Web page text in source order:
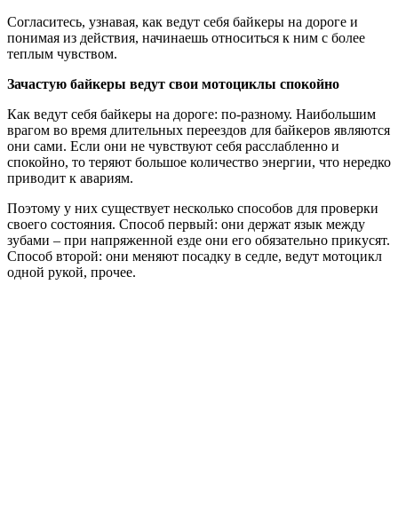
Согласитесь, узнавая, как ведут себя байкеры на дороге и
понимая из действия, начинаешь относиться к ним с более
теплым чувством.
Зачастую байкеры ведут свои мотоциклы спокойно
Как ведут себя байкеры на дороге: по-разному. Наибольшим
врагом во время длительных переездов для байкеров являются
они сами. Если они не чувствуют себя расслабленно и
спокойно, то теряют большое количество энергии, что нередко
приводит к авариям.
Поэтому у них существует несколько способов для проверки
своего состояния. Способ первый: они держат язык между
зубами – при напряженной езде они его обязательно прикусят.
Способ второй: они меняют посадку в седле, ведут мотоцикл
одной рукой, прочее.